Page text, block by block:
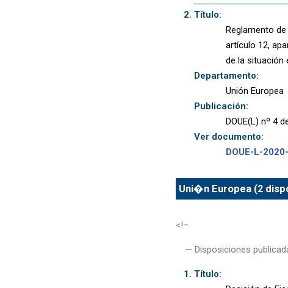
Título:
Reglamento
artículo 12,
de la situación
Departamento:
Unión Europea
Publicación:
DOUE(L) nº 4
Ver documento:
DOUE-L-
Uni�n Europea (2
<!–
— Disposiciones
Título: